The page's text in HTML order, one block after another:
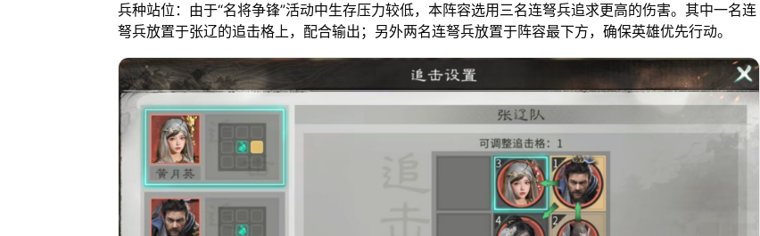
兵种站位：由于“名将争锋”活动中生存压力较低，本阵容选用三名连弩兵追求更高的伤害。其中一名连
弩兵放置于张辽的追击格上，配合输出；另外两名连弩兵放置于阵容最下方，确保英雄优先行动。